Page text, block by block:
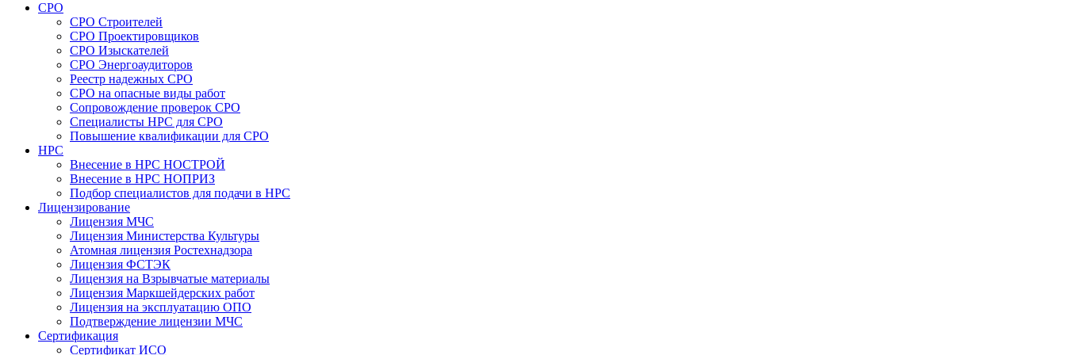
СРО
СРО Строителей
СРО Проектировщиков
СРО Изыскателей
СРО Энергоаудиторов
Реестр надежных СРО
СРО на опасные виды работ
Сопровождение проверок СРО
Специалисты НРС для СРО
Повышение квалификации для СРО
НРС
Внесение в НРС НОСТРОЙ
Внесение в НРС НОПРИЗ
Подбор специалистов для подачи в НРС
Лицензирование
Лицензия МЧС
Лицензия Министерства Культуры
Атомная лицензия Ростехнадзора
Лицензия ФСТЭК
Лицензия на Взрывчатые материалы
Лицензия Маркшейдерских работ
Лицензия на эксплуатацию ОПО
Подтверждение лицензии МЧС
Сертификация
Сертификат ИСО